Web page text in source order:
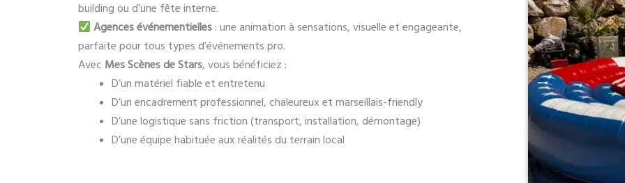
building ou d’une fête interne.
Agences événementielles : une animation à sensations, visuelle et engageante,
parfaite pour tous types d’événements pro.
Avec Mes Scènes de Stars, vous bénéficiez :
D’un matériel fiable et entretenu
D’un encadrement professionnel, chaleureux et marseillais-friendly
D’une logistique sans friction (transport, installation, démontage)
D’une équipe habituée aux réalités du terrain local